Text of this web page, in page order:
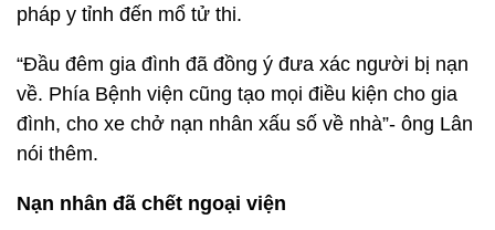
pháp y tỉnh đến mổ tử thi.
“Đầu đêm gia đình đã đồng ý đưa xác người bị nạn
về. Phía Bệnh viện cũng tạo mọi điều kiện cho gia
đình, cho xe chở nạn nhân xấu số về nhà”- ông Lân
nói thêm.
Nạn nhân đã chết ngoại viện